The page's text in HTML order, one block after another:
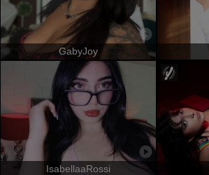
GabyJoy
IsabellaaRossi